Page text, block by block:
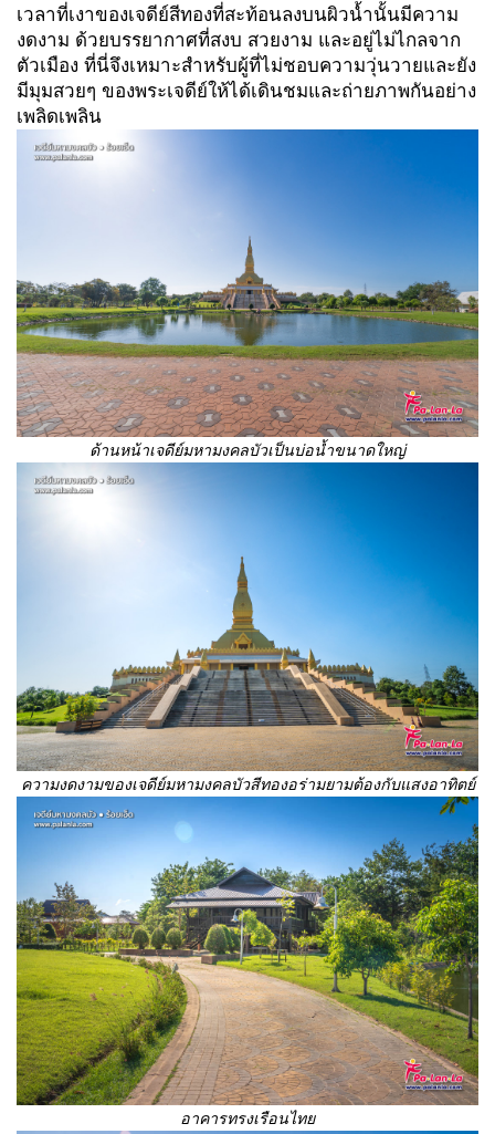
เวลาที่เงาของเจดีย์สีทองที่สะท้อนลงบนผิวน้ำนั้นมีความ
งดงาม ด้วยบรรยากาศที่สงบ สวยงาม และอยู่ไม่ไกลจาก
ตัวเมือง ที่นี่จึงเหมาะสำหรับผู้ที่ไม่ชอบความวุ่นวายและยัง
มีมุมสวยๆ ของพระเจดีย์ให้ได้เดินชมและถ่ายภาพกันอย่าง
เพลิดเพลิน
ด้านหน้าเจดีย์มหามงคลบัวเป็นบ่อน้ำขนาดใหญ่
ความงดงามของเจดีย์มหามงคลบัวสีทองอร่ามยามต้องกับแสงอาทิตย์
อาคารทรงเรือนไทย